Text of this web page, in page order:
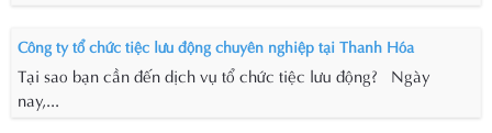
Công ty tổ chức tiệc lưu động chuyên nghiệp tại Thanh Hóa
Tại sao bạn cần đến dịch vụ tổ chức tiệc lưu động? Ngày
nay,...